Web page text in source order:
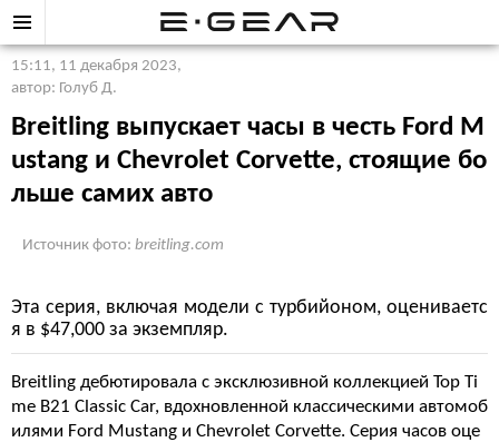
15:11, 11 декабря 2023,
автор: Голуб Д.
Breitling выпускает часы в честь Ford M
ustang и Chevrolet Corvette, стоящие бо
льше самих авто
Источник фото: breitling.com
Эта серия, включая модели с турбийоном, оцениваетс
я в $47,000 за экземпляр.
Breitling дебютировала с эксклюзивной коллекцией Top Ti
me B21 Classic Car, вдохновленной классическими автомоб
илями Ford Mustang и Chevrolet Corvette. Серия часов оце